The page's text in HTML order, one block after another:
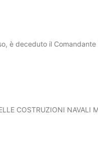
è deceduto il
COSTRUZIONI